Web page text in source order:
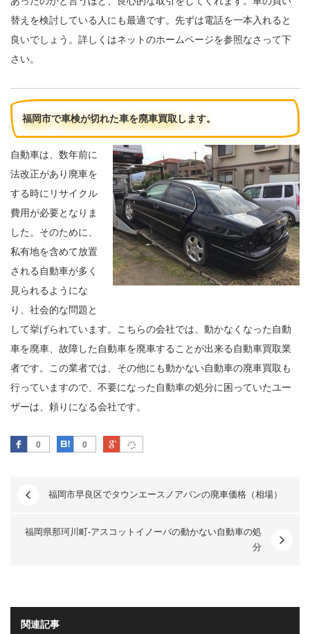
替えを検討している人にも最適です。先ずは電話を一本入れると
良いでしょう。詳しくはネットのホームページを参照なさって下
さい。
福岡市で車検が切れた車を廃車買取します。
自動車は、数年前に
法改正があり廃車を
する時にリサイクル
費用が必要となりま
した。そのために、
私有地を含めて放置
される自動車が多く
見られるようにな
り、社会的な問題と
して挙げられています。こちらの会社では、動かなくなった自動
車を廃車、故障した自動車を廃車することが出来る自動車買取業
者です。この業者では、その他にも動かない自動車の廃車買取も
行っていますので、不要になった自動車の処分に困っていたユー
ザーは、頼りになる会社です。
0
Facebook 0
はてなブックマーク
Google Plus
福岡市早良区でタウンエースノアバンの廃車価格（相場）
福岡県那珂川町-アスコットイノーバの動かない自動車の処
分
関連記事